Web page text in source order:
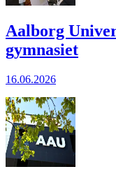
Aalborg
gymnasiet
16.06.2026